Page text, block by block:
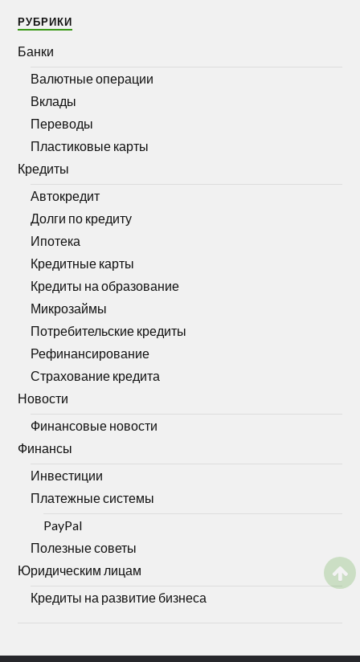
РУБРИКИ
Банки
Валютные операции
Вклады
Переводы
Пластиковые карты
Кредиты
Автокредит
Долги по кредиту
Ипотека
Кредитные карты
Кредиты на образование
Микрозаймы
Потребительские кредиты
Рефинансирование
Страхование кредита
Новости
Финансовые новости
Финансы
Инвестиции
Платежные системы
PayPal
Полезные советы
Юридическим лицам
Кредиты на развитие бизнеса